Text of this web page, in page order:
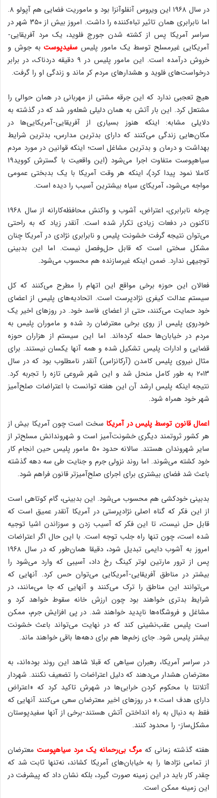
در سال ۱۹۶۸ این ویروس آنفلوآنزا بود و ماموریت فضایی هم آپولو ۸.
اما نابرابری همان تاثیر تباه‌کننده را داشت. امروز بیش از ۳۵۰ شهر در
سراسر آمریکا پس از کشته شدن جورج فلوید، یک مرد آفریقایی-
آمریکایی غیرمسلح توسط یک مامور پلیس سفیدپوست به جوش و
خروش درآمده است. این مامور پلیس در ۹ دقیقه دردناک، در برابر
درخواست‌های فلوید و هشدارهای مردم کر ماند و زندگی او را گرفت.
هیچ تعجبی ندارد که این جرقه مشتی از مهربانی در همان حوالی را
مشتعل کرد. این بار آتش به همان دلیلی شعله‌ور شد که در گذشته به
دلایلی مشابه: اینکه هنوز بسیاری از آفریقایی-آمریکایی‌ها در
مکان‌هایی زندگی می‌کنند که دارای بدترین مدارس، بدترین شرایط
بهداشت و درمان و بدترین مشاغل است؛ اینکه قوانین در مورد مردم
سیاهپوست متفاوت اجرا می‌شود (این واقعیت با گسترش کووید۱۹
کاملا نمود پیدا کرد)، اینکه هر وقت آمریکا با یک بدبختی عمومی
مواجه می‌شود، آمریکای سیاه بیشترین آسیب را دیده است.
چرخه نابرابری، اعتراض، آشوب و واکنش محافظه‌کارانه از سال ۱۹۶۸
تاکنون در دفعات زیادی تکرار شده است. آنقدر زیاد که به راحتی
می‌توان نتیجه گرفت خشونت پلیس و نابرابری نژادی در آمریکا چنان
مشکل سختی است که قابل حل‌و‌فصل نیست. اما این بدبینی
توجیهی ندارد. ضمن اینکه غیرسازنده هم محسوب می‌شود.
فعالان این حوزه برخی مواقع این اتهام را مطرح می‌کنند که کل
سیستم عدالت کیفری نژادپرست است. اتحادیه‌های پلیس از اعضای
خود حمایت می‌کنند، حتی از اعضای فاسد خود. در روزهای اخیر یک
خودروی پلیس از روی برخی معترضان رد شده و ماموران پلیس به
مردم در خیابان‌ها حمله کرده‌اند. اما این سیستم از هزاران حوزه
قضایی و ادارات پلیس تشکیل شده و همه آنها یکسان نیستند. برای
مثال نیروی پلیس کامدن (آرکانزاس) آنقدر نامطلوب بود که در سال
۲۰۱۳ به طور کامل منحل شد و این شهر شروعی تازه را تجربه کرد.
نتیجه اینکه پلیس ارشد آن این هفته توانست با اعتراضات صلح‌آمیز
شهر خود همراه شود.
اعمال قانون توسط پلیس در آمریکا سخت است چون آمریکا بیش از
هر کشور ثروتمند دیگری خشونت‌آمیز است و شهروندانش مسلح‌تر از
سایر شهروندان هستند. سالانه حدود ۵۰ مامور پلیس حین انجام کار
خود کشته می‌شوند. اما روند نزولی جرم و جنایت طی سه دهه گذشته
باعث شد فضای بیشتری برای اجرای صلح‌آمیزتر قانون فراهم شود.
بدبینی خودکشی هم محسوب می‌شود. این بدبینی، گام کوتاهی است
از این فکر که گناه اصلی نژادپرستی در آمریکا آنقدر عمیق است که
قابل حل نیست، تا این فکر که آسیب زدن و سوزاندن اشیا توجیه
شده است، چون تنها راه جلب توجه است. با این حال اگر اعتراضات
امروز به آشوب دایمی تبدیل شود، دقیقا همان‌طور که در سال ۱۹۶۸
پس از ترور مارتین لوتر کینگ رخ داد، آسیبی که وارد می‌شود را
بیشتر در مناطق آفریقایی-آمریکایی می‌توان حس کرد. آنهایی که
می‌توانند این مناطق را ترک می‌کنند و آنهایی که جا می‌مانند، در
شرایط بدتری خواهند بود چون ارزش خانه سقوط خواهد کرد و
مشاغل و فروشگاه‌ها ناپدید خواهند شد. در پی افزایش جرم، ممکن
است پلیس عقب‌نشینی کند که در نهایت می‌تواند باعث خشونت
بیشتر پلیس شود. جای زخم‌ها هم برای دهه‌ها باقی خواهند ماند.
در سراسر آمریکا، رهبران سیاهی که قبلا شاهد این روند بوده‌اند، به
معترضان هشدار می‌دهند که دلیل اعتراضات را تضعیف نکنند. شهردار
آتلانتا با محکوم کردن خرابی‌ها در شهرش تاکید کرد که «اعتراض
دارای هدف است.» در روزهای اخیر معترضان سعی می‌کنند آنهایی که
فقط به دنبال به راه انداختن آتش هستند-برخی از آنها سفیدپوستان
مشکل‌ساز- را محدود کنند.
هفته گذشته زمانی که مرگ بی‌رحمانه یک مرد سیاهپوست معترضان
از تمامی نژادها را به خیابان‌های آمریکا کشاند، نه‌تنها ثابت شد که
چقدر کار باید در این زمینه صورت گیرد، بلکه نشان داد که پیشرفت در
این زمینه ممکن است.